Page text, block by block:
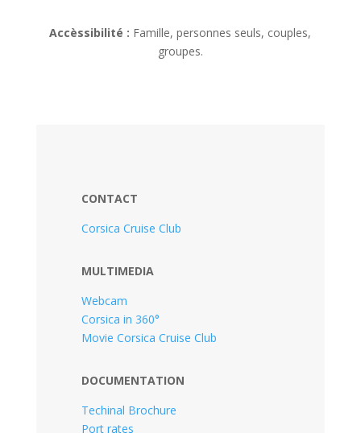
Accèssibilité : Famille, personnes seuls, couples,
groupes.
CONTACT
Corsica Cruise Club
MULTIMEDIA
Webcam
Corsica in 360°
Movie Corsica Cruise Club
DOCUMENTATION
Techinal Brochure
Port rates